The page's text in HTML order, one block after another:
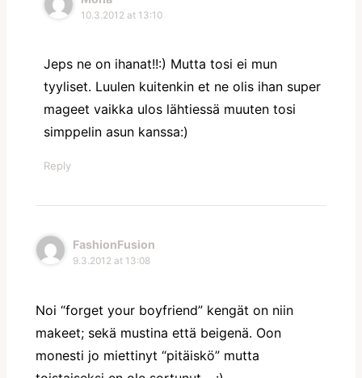
10.3.2012 at 13:10
Jeps ne on ihanat!!:) Mutta tosi ei mun
tyyliset. Luulen kuitenkin et ne olis ihan super
mageet vaikka ulos lähtiessä muuten tosi
simppelin asun kanssa:)
Reply
FashionFusion
9.3.2012 at 13:08
Noi “forget your boyfriend” kengät on niin
makeet; sekä mustina että beigenä. Oon
monesti jo miettinyt “pitäiskö” mutta